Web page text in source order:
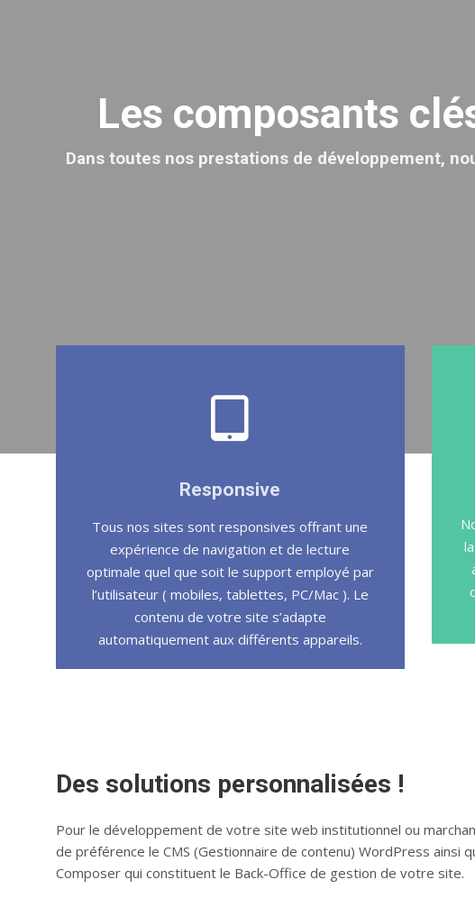
Les composants
Dans toutes nos prestations de développement,
Responsive
Tous nos sites sont responsives offrant une
expérience de navigation et de lecture
optimale quel que soit le support employé par
l’utilisateur ( mobiles, tablettes, PC/Mac ). Le
contenu de votre site s’adapte
automatiquement aux différents appareils.
Des solutions personnalisées !
Pour le développement de votre site web institutionnel ou
de préférence le CMS (Gestionnaire de contenu) WordPress ainsi
Composer qui constituent le Back-Office de gestion de votre site.